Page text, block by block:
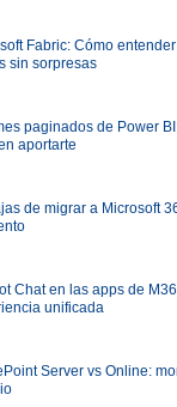
Fabric: Cómo
sin sorpresas
paginados de Power
aportarte
de migrar a Microsoft
Chat en las apps de
unificada
Server vs Online: